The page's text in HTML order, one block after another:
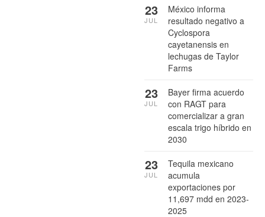
México informa
resultado negativo a
Cyclospora
cayetanensis en
lechugas de Taylor
Farms
23
JUL
Bayer firma acuerdo
con RAGT para
comercializar a gran
escala trigo híbrido en
2030
23
JUL
Tequila mexicano
acumula
exportaciones por
11,697 mdd en 2023-
2025
23
JUL